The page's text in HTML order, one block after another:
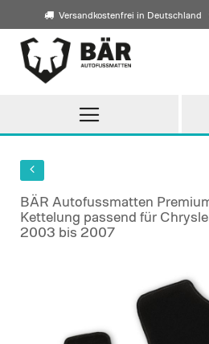
Versandkostenfrei in Deutschland
Direkt
zum
Inhalt
BÄR Autofussmatten
Kettelung passend für
2003 bis 2007